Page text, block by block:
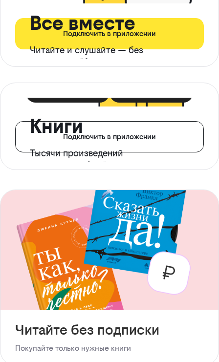
Все вместе
Читайте и слушайте — без
ограничений*
Подключить в приложении
Книги
Тысячи произведений
с доступом офлайн
Подключить в приложении
Читайте без подписки
Покупайте только нужные книги